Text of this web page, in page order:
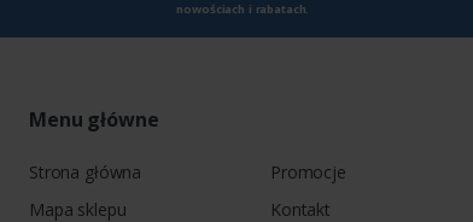
nowościach i rabatach.
Menu główne
Strona główna
Mapa sklepu
Promocje
Kontakt